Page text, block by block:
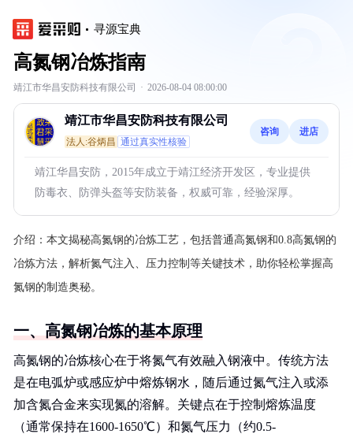
寻源宝典
高氮钢冶炼指南
靖江市华昌安防科技有限公司 · 2026-08-04 08:00:00
靖江市华昌安防科技有限公司
法人:谷炳昌 通过真实性核验
咨询 进店
靖江华昌安防，2015年成立于靖江经济开发区，专业提供
防毒衣、防弹头盔等安防装备，权威可靠，经验深厚。
介绍： 本文揭秘高氮钢的冶炼工艺，包括普通高氮钢和0.8高氮钢的
冶炼方法，解析氮气注入、压力控制等关键技术，助你轻松掌握高
氮钢的制造奥秘。
一、高氮钢冶炼的基本原理
高氮钢的冶炼核心在于将氮气有效融入钢液中。传统方法
是在电弧炉或感应炉中熔炼钢水，随后通过氮气注入或添
加含氮合金来实现氮的溶解。关键点在于控制熔炼温度
（通常保持在1600-1650℃）和氮气压力（约0.5-